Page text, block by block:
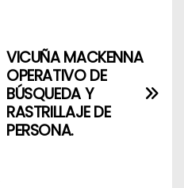
VICUÑA MACKENNA
OPERATIVO DE
BÚSQUEDA Y
RASTRILLAJE DE
PERSONA.